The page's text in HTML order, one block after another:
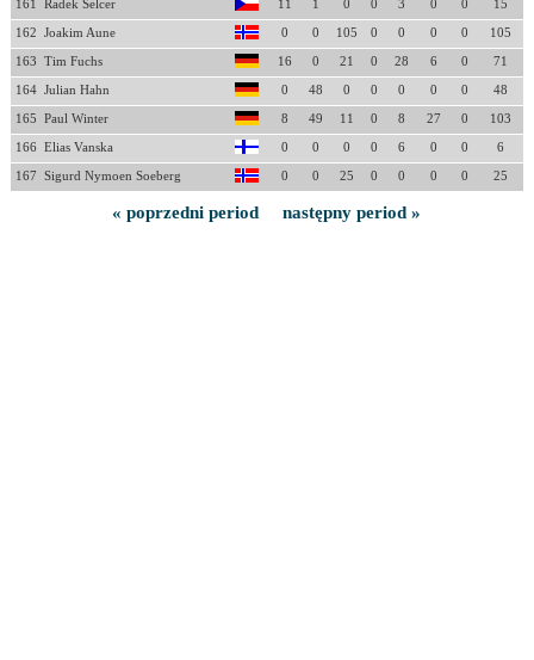
161 Radek Selcer 11 1 0 0 3 0 0 15
162 Joakim Aune 0 0 105 0 0 0 0 105
163 Tim Fuchs 16 0 21 0 28 6 0 71
164 Julian Hahn 0 48 0 0 0 0 0 48
165 Paul Winter 8 49 11 0 8 27 0 103
166 Elias Vanska 0 0 0 0 6 0 0 6
167 Sigurd Nymoen Soeberg 0 0 25 0 0 0 0 25
« poprzedni period następny period »